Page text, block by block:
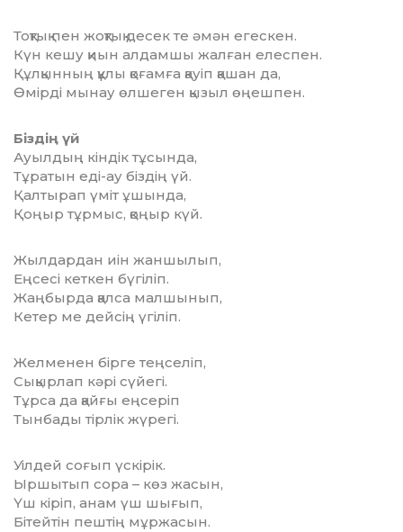
Тоқтық пен жоқтық десек те әмән егескен.
Күн кешу қиын алдамшы жалған елеспен.
Құлқынның құлы қоғамға қауіп қашан да,
Өмірді мынау өлшеген қызыл өңешпен.
Біздің үй
Ауылдың кіндік тұсында,
Тұратын еді-ау біздің үй.
Қалтырап үміт ұшында,
Қоңыр тұрмыс, қоңыр күй.
Жылдардан иін жаншылып,
Еңсесі кеткен бүгіліп.
Жаңбырда қалса малшынып,
Кетер ме дейсің үгіліп.
Желменен бірге теңселіп,
Сықырлап кәрі сүйегі.
Тұрса да қайғы еңсеріп
Тынбады тірлік жүрегі.
Уілдей соғып үскірік.
Ыршытып сора – көз жасын,
Үш кіріп, анам үш шығып,
Бітейтін пештің мұржасын.